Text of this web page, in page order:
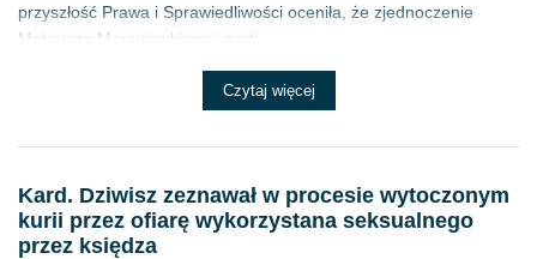
przyszłość Prawa i Sprawiedliwości oceniła, że zjednoczenie
Mateusza Morawieckiego i parti...
Czytaj więcej
Kard. Dziwisz zeznawał w procesie wytoczonym
kurii przez ofiarę wykorzystana seksualnego
przez księdza